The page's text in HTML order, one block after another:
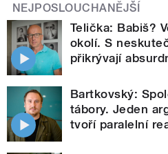
NEJPOSLOUCHANĚJŠÍ
Telička: Babiš?
okolí. S
přikrývají
Bartkovský:
tábory. Jeden
tvoří paralelní